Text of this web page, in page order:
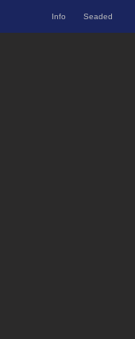
Info Seaded